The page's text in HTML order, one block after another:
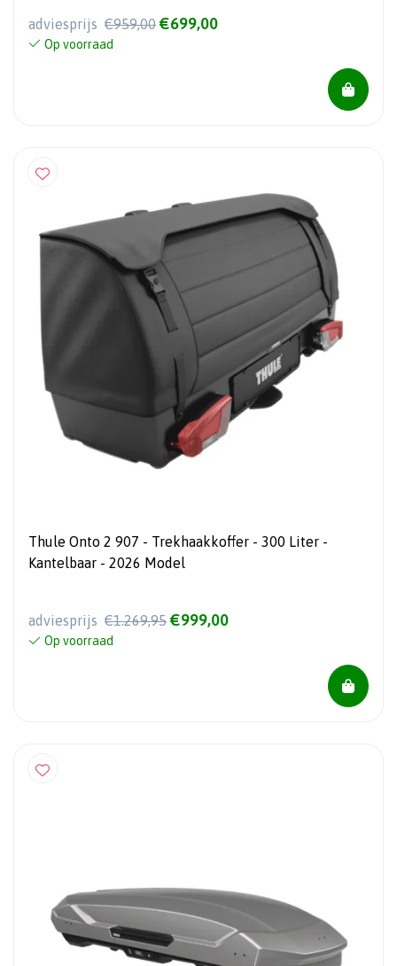
adviesprijs €959,00 €699,00
Op voorraad
Thule Onto 2 907 - Trekhaakkoffer - 300 Liter -
Kantelbaar - 2026 Model
adviesprijs €1.269,95 €999,00
Op voorraad